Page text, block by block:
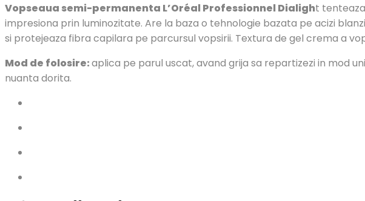
Vopseaua semi-permanenta L’Oréal Professionnel Dialight
impresiona prin luminozitate. Are la baza o tehnologie bazata pe acizi
si protejeaza fibra capilara pe parcursul vopsirii. Textura de gel crema a
Mod de folosire:aplica pe parul uscat, avand grija sa repartizezi in mod
nuanta dorita.